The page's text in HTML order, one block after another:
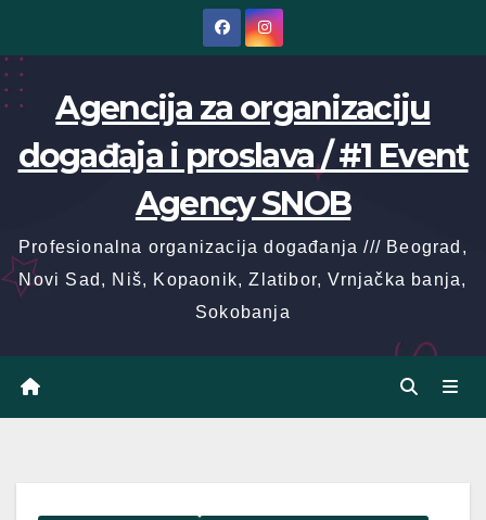
content
Agencija za organizaciju
događaja i proslava / #1 Event
Agency SNOB
Profesionalna organizacija događanja /// Beograd,
Novi Sad, Niš, Kopaonik, Zlatibor, Vrnjačka banja,
Sokobanja